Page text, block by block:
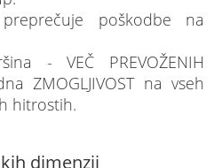
poškodbe na
- VEČ PREVOŽENIH
ZMOGLJIVOST na vseh
hitrostih.
dimenzij